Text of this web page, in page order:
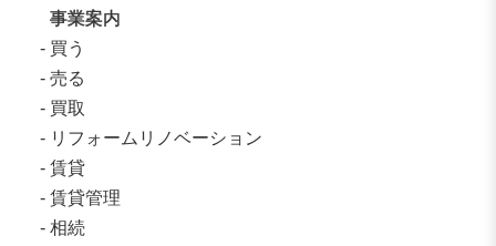
事業案内
買う
売る
買取
リフォームリノベーション
賃貸
賃貸管理
相続